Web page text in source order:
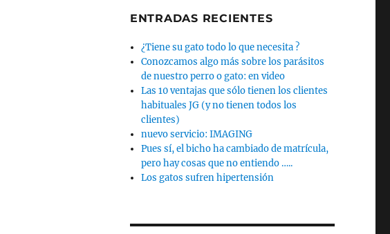
ENTRADAS RECIENTES
¿Tiene su gato todo lo que necesita ?
Conozcamos algo más sobre los parásitos
de nuestro perro o gato: en video
Las 10 ventajas que sólo tienen los clientes
habituales JG (y no tienen todos los
clientes)
nuevo servicio: IMAGING
Pues sí, el bicho ha cambiado de matrícula,
pero hay cosas que no entiendo …..
Los gatos sufren hipertensión